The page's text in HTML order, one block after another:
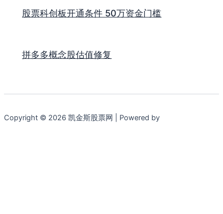
股票科创板开通条件 50万资金门槛
拼多多概念股估值修复
Copyright © 2026 凯金斯股票网 | Powered by